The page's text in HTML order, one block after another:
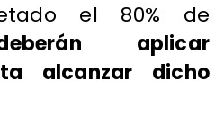
el 80% de
aplicar
alcanzar dicho